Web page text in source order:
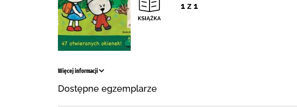
1 z 1
Więcej informacji
Dostępne egzemplarze